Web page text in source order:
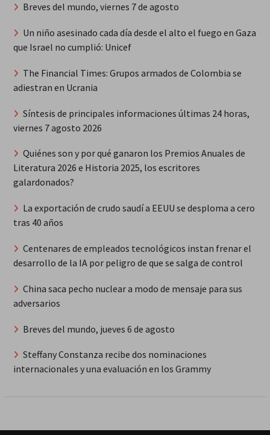
Breves del mundo, viernes 7 de agosto
Un niño asesinado cada día desde el alto el fuego en Gaza
que Israel no cumplió: Unicef
The Financial Times: Grupos armados de Colombia se
adiestran en Ucrania
Síntesis de principales informaciones últimas 24 horas,
viernes 7 agosto 2026
Quiénes son y por qué ganaron los Premios Anuales de
Literatura 2026 e Historia 2025, los escritores
galardonados?
La exportación de crudo saudí a EEUU se desploma a cero
tras 40 años
Centenares de empleados tecnológicos instan frenar el
desarrollo de la IA por peligro de que se salga de control
China saca pecho nuclear a modo de mensaje para sus
adversarios
Breves del mundo, jueves 6 de agosto
Steffany Constanza recibe dos nominaciones
internacionales y una evaluación en los Grammy